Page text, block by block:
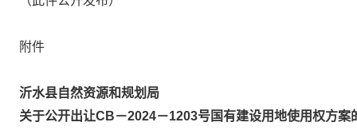
附件
沂水县自然资源和规划局
关于公开出让CB－2024－1203号国有建设用地使用权方案